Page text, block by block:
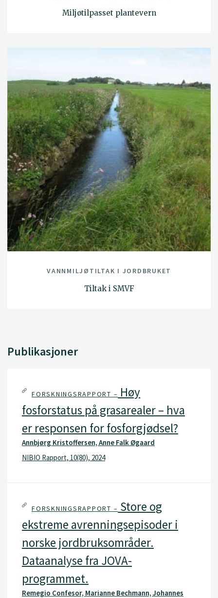
Miljøtilpasset plantevern
VANNMILJØTILTAK I JORDBRUKET
Tiltak i SMVF
Publikasjoner
FORSKNINGSRAPPORT – Høy
fosforstatus på grasarealer – hva
er responsen for fosforgjødsel?
Annbjørg Kristoffersen, Anne Falk Øgaard
NIBIO Rapport, 10(80), 2024
FORSKNINGSRAPPORT – Store og
ekstreme avrenningsepisoder i
norske jordbruksområder.
Dataanalyse fra JOVA-
programmet.
Remegio Confesor, Marianne Bechmann, Johannes